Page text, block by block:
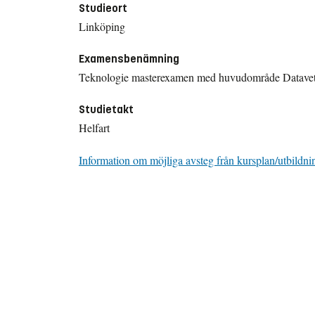
Studieort
Linköping
Examensbenämning
Teknologie masterexamen med huvudområde
Studietakt
Helfart
Information om möjliga avsteg från kursplan/